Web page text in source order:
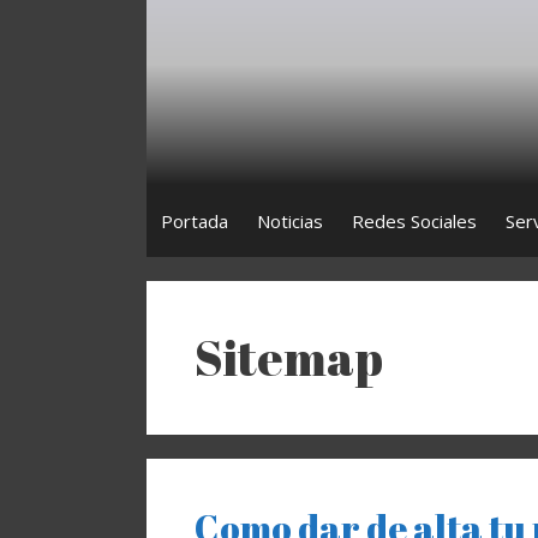
Portada Noticias Redes Sociales
Sitemap
Como dar de alta tu